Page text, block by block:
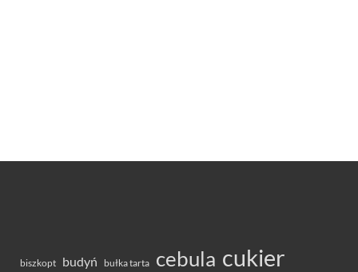
biszkopt budyń bułka tarta cebula cukier